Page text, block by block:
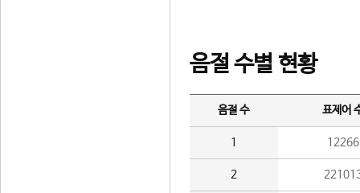
음절 수별 현황
음절 수 표제어
1 12266
2